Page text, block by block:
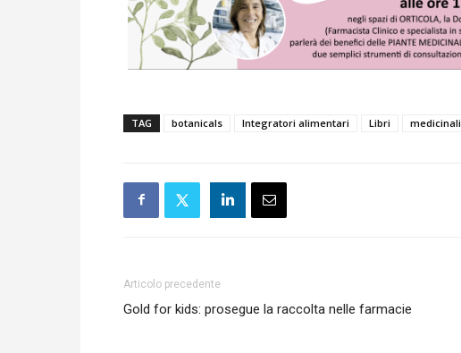
TAG botanicals Integratori alimentari Libri medicinali
Articolo precedente
Gold for kids: prosegue la raccolta nelle farmacie